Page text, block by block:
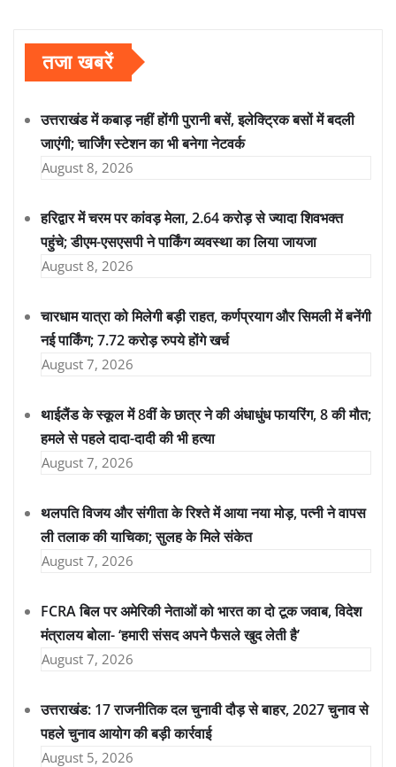
तजा खबरें
उत्तराखंड में कबाड़ नहीं होंगी पुरानी बसें, इलेक्ट्रिक बसों में बदली
जाएंगी; चार्जिंग स्टेशन का भी बनेगा नेटवर्क
August 8, 2026
हरिद्वार में चरम पर कांवड़ मेला, 2.64 करोड़ से ज्यादा शिवभक्त
पहुंचे; डीएम-एसएसपी ने पार्किंग व्यवस्था का लिया जायजा
August 8, 2026
चारधाम यात्रा को मिलेगी बड़ी राहत, कर्णप्रयाग और सिमली में बनेंगी
नई पार्किंग; 7.72 करोड़ रुपये होंगे खर्च
August 7, 2026
थाईलैंड के स्कूल में 8वीं के छात्र ने की अंधाधुंध फायरिंग, 8 की मौत;
हमले से पहले दादा-दादी की भी हत्या
August 7, 2026
थलपति विजय और संगीता के रिश्ते में आया नया मोड़, पत्नी ने वापस
ली तलाक की याचिका; सुलह के मिले संकेत
August 7, 2026
FCRA बिल पर अमेरिकी नेताओं को भारत का दो टूक जवाब, विदेश
मंत्रालय बोला- ‘हमारी संसद अपने फैसले खुद लेती है’
August 7, 2026
उत्तराखंड: 17 राजनीतिक दल चुनावी दौड़ से बाहर, 2027 चुनाव से
पहले चुनाव आयोग की बड़ी कार्रवाई
August 5, 2026